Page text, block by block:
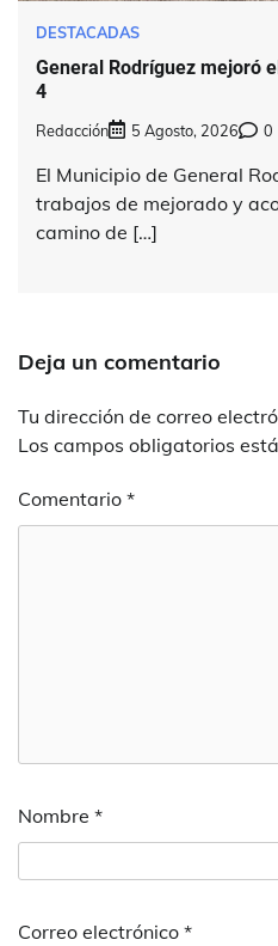
DESTACADAS
General Rodríguez mejoró
4
Redacción 5 Agosto, 2026 0
El Municipio de General
trabajos de mejorado y
camino de […]
Deja un comentario
Tu dirección de correo
Los campos obligatorios
Comentario *
Nombre *
Correo electrónico *